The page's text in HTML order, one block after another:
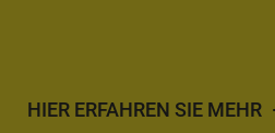
HIER ERFAHREN SIE MEHR